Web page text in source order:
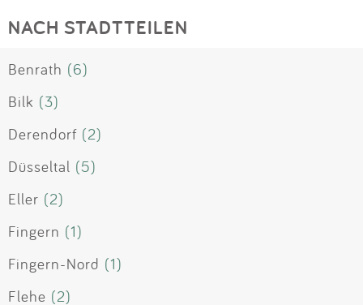
NACH STADTTEILEN
Benrath (6)
Bilk (3)
Derendorf (2)
Düsseltal (5)
Eller (2)
Fingern (1)
Fingern-Nord (1)
Flehe (2)